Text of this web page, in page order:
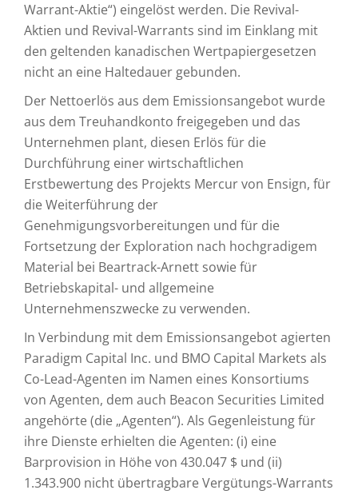
Warrant-Aktie“) eingelöst werden. Die Revival-
Aktien und Revival-Warrants sind im Einklang mit
den geltenden kanadischen Wertpapiergesetzen
nicht an eine Haltedauer gebunden.
Der Nettoerlös aus dem Emissionsangebot wurde
aus dem Treuhandkonto freigegeben und das
Unternehmen plant, diesen Erlös für die
Durchführung einer wirtschaftlichen
Erstbewertung des Projekts Mercur von Ensign, für
die Weiterführung der
Genehmigungsvorbereitungen und für die
Fortsetzung der Exploration nach hochgradigem
Material bei Beartrack-Arnett sowie für
Betriebskapital- und allgemeine
Unternehmenszwecke zu verwenden.
In Verbindung mit dem Emissionsangebot agierten
Paradigm Capital Inc. und BMO Capital Markets als
Co-Lead-Agenten im Namen eines Konsortiums
von Agenten, dem auch Beacon Securities Limited
angehörte (die „Agenten“). Als Gegenleistung für
ihre Dienste erhielten die Agenten: (i) eine
Barprovision in Höhe von 430.047 $ und (ii)
1.343.900 nicht übertragbare Vergütungs-Warrants